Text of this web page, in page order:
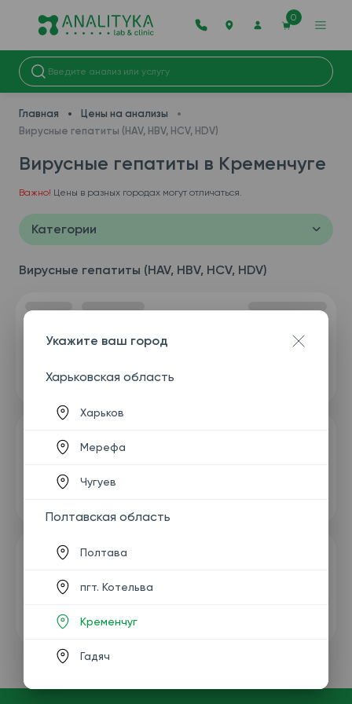
0
Главная
Цены на анализы
Вирусные гепатиты (HAV, HBV, HCV, HDV)
Вирусные гепатиты в Кременчуге
Важно! Цены в разных городах могут отличаться.
Категории
Вирусные гепатиты (HAV, HBV, HCV, HDV)
Укажите ваш город
Харьковская область
Харьков
Мерефа
Чугуев
Полтавская область
Полтава
пгт. Котельва
Кременчуг
Гадяч